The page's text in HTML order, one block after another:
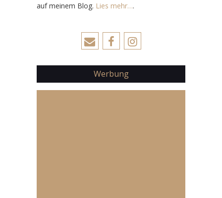
auf meinem Blog. Lies mehr….
Werbung